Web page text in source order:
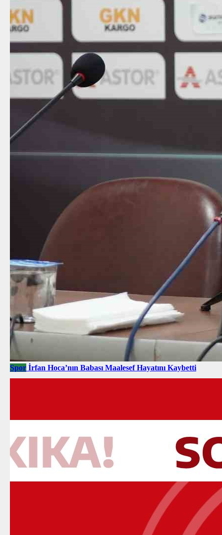
Spor İrfan Hoca’nın Babası Maalesef Hayatını Kaybetti